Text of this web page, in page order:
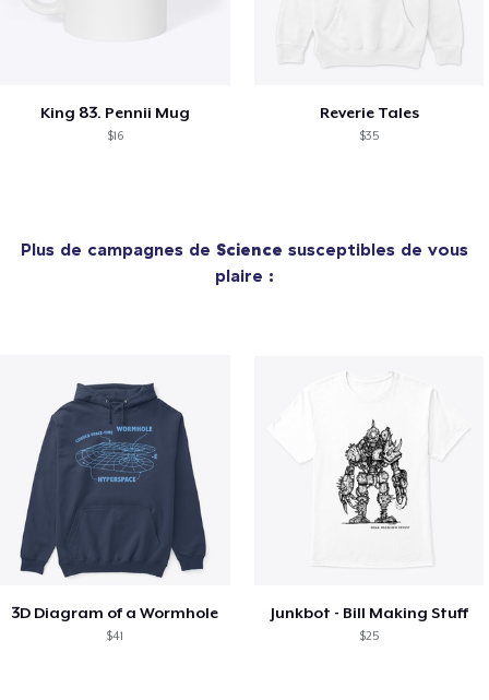
King 83. Pennii Mug
$16
Reverie Tales
$35
Plus de campagnes de Science susceptibles de vous
plaire :
3D Diagram of a Wormhole
$41
Junkbot - Bill Making Stuff
$25